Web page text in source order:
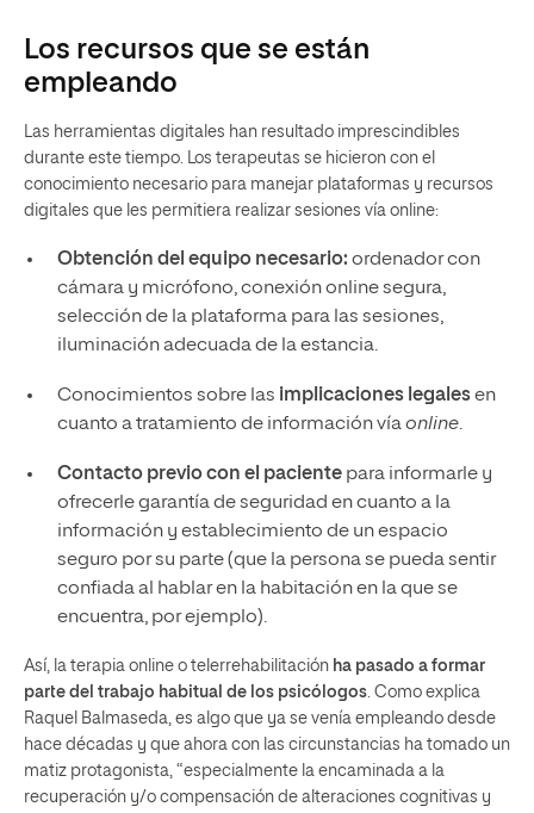
Los recursos que se están
empleando
Las herramientas digitales han resultado imprescindibles
durante este tiempo. Los terapeutas se hicieron con el
conocimiento necesario para manejar plataformas y recursos
digitales que les permitiera realizar sesiones vía online:
Obtención del equipo necesario: ordenador con
cámara y micrófono, conexión online segura,
selección de la plataforma para las sesiones,
iluminación adecuada de la estancia.
Conocimientos sobre las implicaciones legalesen
cuanto a tratamiento de información víaonline.
Contacto previo con el pacientepara informarle y
ofrecerle garantía de seguridad en cuanto a la
información y establecimiento de un espacio
seguro por su parte (que la persona se pueda sentir
confiada al hablar en la habitación en la que se
encuentra, por ejemplo).
Así, la terapia online o telerrehabilitación ha pasado a formar
parte del trabajo habitual de los psicólogos . Como explica
Raquel Balmaseda, es algo que ya se venía empleando desde
hace décadas y que ahora con las circunstancias ha tomado un
matiz protagonista, “especialmente la encaminada a la
recuperación y/o compensación de alteraciones cognitivas y